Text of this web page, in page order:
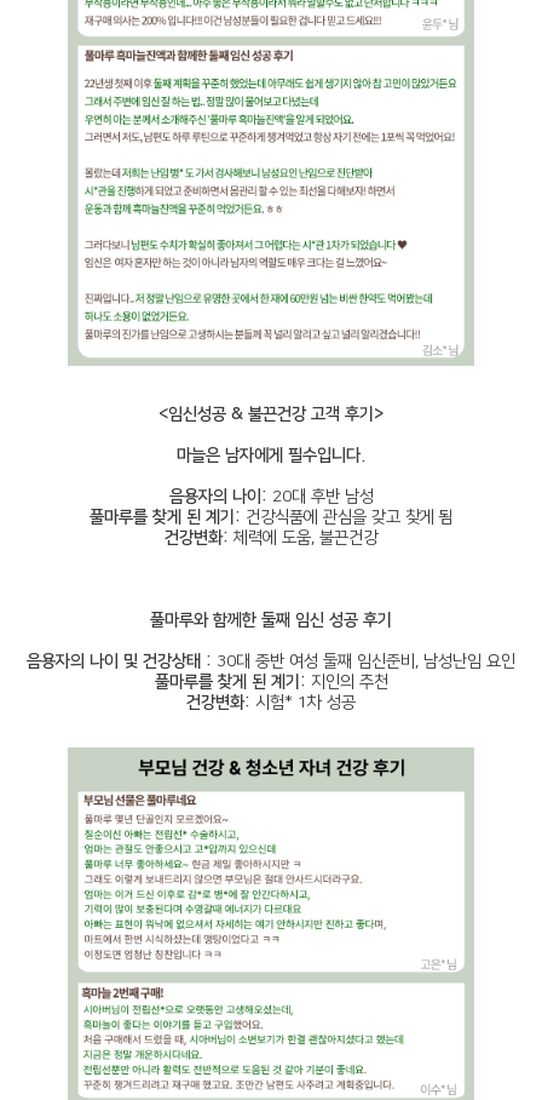
<임신성공 & 불끈건강 고객 후기>
마늘은 남자에게 필수입니다.
음용자의 나이: 20대 후반 남성
풀마루를 찾게 된 계기: 건강식품에 관심을 갖고 찾게 됨
건강변화: 체력에 도움, 불끈건강
풀마루와 함께한 둘째 임신 성공 후기
음용자의 나이 및 건강상태 : 30대 중반 여성 둘째 임신준비, 남성난임 요인
풀마루를 찾게 된 계기: 지인의 추천
건강변화: 시험* 1차 성공